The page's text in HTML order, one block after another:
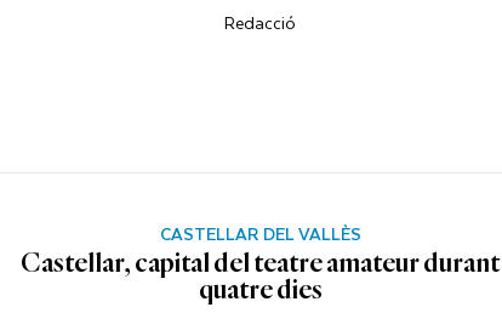
Redacció
CASTELLAR DEL VALLÈS
Castellar, capital del teatre amateur durant
quatre dies